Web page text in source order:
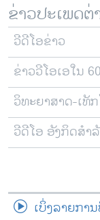
ພາສາຕ່າງໆ
ຂ່າວປະເພດຕ່
ວີດີໂອຂ່າວ
ຂ່າວວີໂອເອໃນ
ວິທະຍາສາດ-ເທັ
ວີດີໂອ ອັງກິດສຳ
ເບິ່ງລາຍກາ